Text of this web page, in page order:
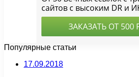
Популярные статьи
17.09.2018